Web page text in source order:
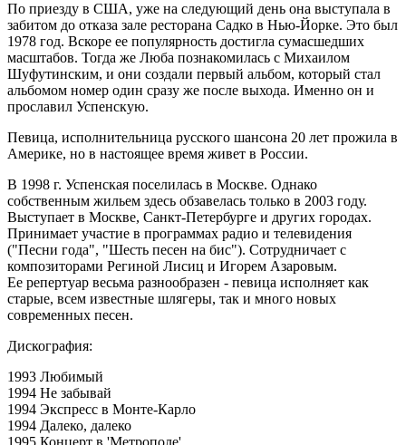
По приезду в США, уже на следующий день она выступала в
забитом до отказа зале ресторана Садко в Нью-Йорке. Это был
1978 год. Вскоре ее популярность достигла сумасшедших
масштабов. Тогда же Люба познакомилась с Михаилом
Шуфутинским, и они создали первый альбом, который стал
альбомом номер один сразу же после выхода. Именно он и
прославил Успенскую.
Певица, исполнительница русского шансона 20 лет прожила в
Америке, но в настоящее время живет в России.
В 1998 г. Успенская поселилась в Москве. Однако
собственным жильем здесь обзавелась только в 2003 году.
Выступает в Москве, Санкт-Петербурге и других городах.
Принимает участие в программах радио и телевидения
("Песни года", "Шесть песен на бис"). Сотрудничает с
композиторами Региной Лисиц и Игорем Азаровым.
Ее репертуар весьма разнообразен - певица исполняет как
старые, всем известные шлягеры, так и много новых
современных песен.
Дискография:
1993 Любимый
1994 Не забывай
1994 Экспресс в Монте-Карло
1994 Далеко, далеко